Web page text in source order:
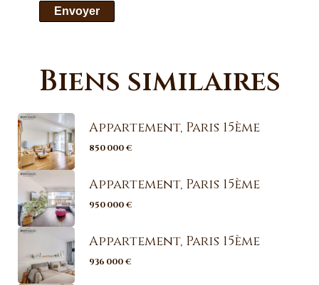
Envoyer
Biens similaires
Appartement, Paris 15ème
850 000 €
Appartement, Paris 15ème
950 000 €
Appartement, Paris 15ème
936 000 €